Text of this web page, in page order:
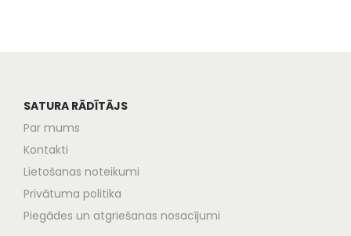
SATURA RĀDĪTĀJS
Par mums
Kontakti
Lietošanas noteikumi
Privātuma politika
Piegādes un atgriešanas nosacījumi